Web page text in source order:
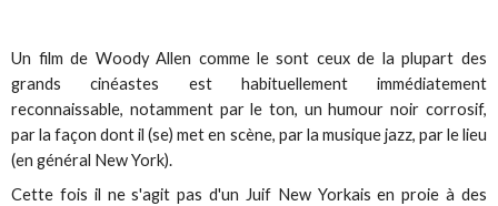
Un film de Woody Allen comme le sont ceux de la plupart des
grands cinéastes est habituellement immédiatement
reconnaissable, notamment par le ton, un humour noir corrosif,
par la façon dont il (se) met en scène, par la musique jazz, par le lieu
(en général New York).
Cette fois il ne s'agit pas d'un Juif New Yorkais en proie à des